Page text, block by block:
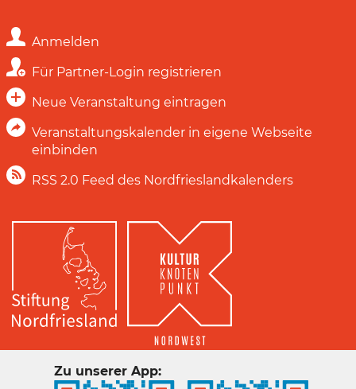
Anmelden
Für Partner-Login registrieren
Neue Veranstaltung eintragen
Veranstaltungskalender in eigene Webseite
einbinden
RSS 2.0 Feed des Nordfrieslandkalenders
Zu unserer App: